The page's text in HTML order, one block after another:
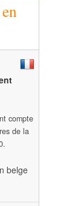
compte
de la
belge